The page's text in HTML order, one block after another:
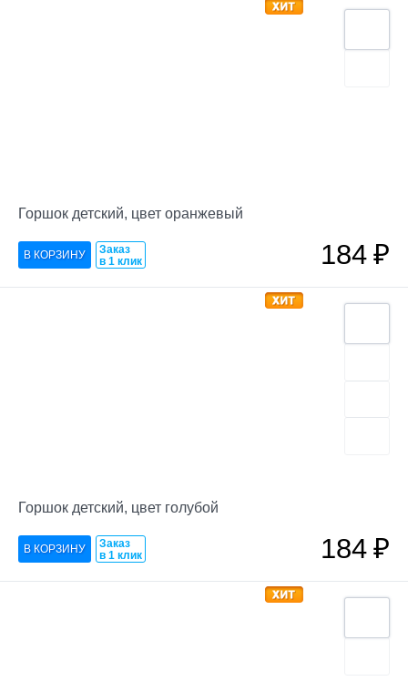
Горшок детский, цвет оранжевый
Заказ
в 1 клик
184₽
Горшок детский, цвет голубой
Заказ
в 1 клик
184₽